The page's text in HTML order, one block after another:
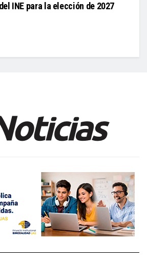
INE para la elección de 2027